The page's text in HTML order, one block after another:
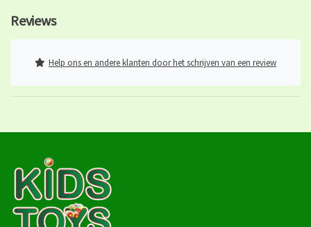
Reviews
Help ons en andere klanten door het schrijven van een review